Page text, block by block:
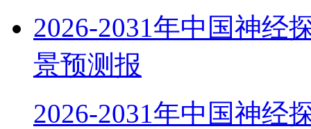
2026-2031年中国神经
景预测报
2026-2031年中国神经